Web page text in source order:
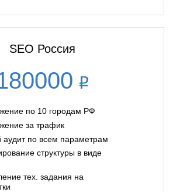
SEO Россия
по 10 городам РФ
за трафик
по всем параметрам
структуры в виде
тех. задания на